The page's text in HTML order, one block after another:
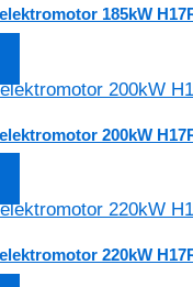
185kW
200kW
220kW